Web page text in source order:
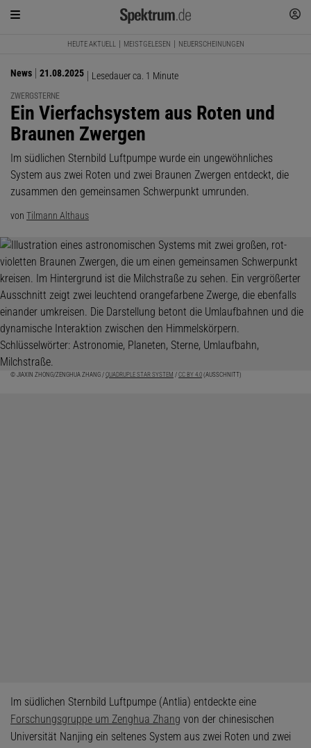
HEUTE AKTUELL MEISTGELESEN NEUERSCHEINUNGEN
News 21.08.2025 Lesedauer ca. 1 Minute
ZWERGSTERNE
:
Ein Vierfachsystem aus Roten und
Braunen Zwergen
Im südlichen Sternbild Luftpumpe wurde ein ungewöhnliches
System aus zwei Roten und zwei Braunen Zwergen entdeckt, die
zusammen den gemeinsamen Schwerpunkt umrunden.
von Tilmann Althaus
© JIAXIN ZHONG/ZENGHUA ZHANG / QUADRUPLE STAR SYSTEM / CC BY 4.0 (AUSSCHNITT)
Im südlichen Sternbild Luftpumpe (Antlia) entdeckte eine
Forschungsgruppe um Zenghua Zhang von der chinesischen
Universität Nanjing ein seltenes System aus zwei Roten und zwei